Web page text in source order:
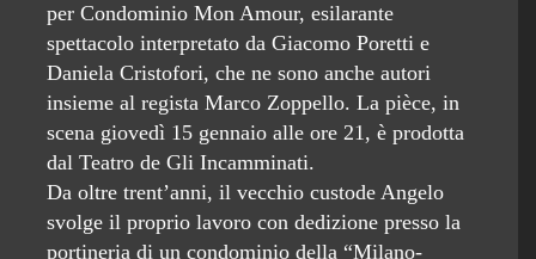
per Condominio Mon Amour, esilarante
spettacolo interpretato da Giacomo Poretti e
Daniela Cristofori, che ne sono anche autori
insieme al regista Marco Zoppello. La pièce, in
scena giovedì 15 gennaio alle ore 21, è prodotta
dal Teatro de Gli Incamminati.
Da oltre trent’anni, il vecchio custode Angelo
svolge il proprio lavoro con dedizione presso la
portineria di un condominio della “Milano-